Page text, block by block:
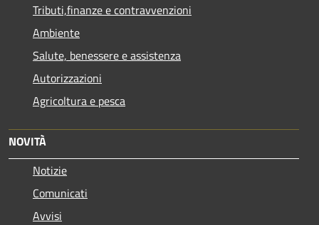
Tributi,finanze e contravvenzioni
Ambiente
Salute, benessere e assistenza
Autorizzazioni
Agricoltura e pesca
NOVITÀ
Notizie
Comunicati
Avvisi